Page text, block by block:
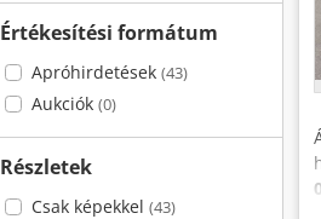
Értékesítési formátum
Apróhirdetések (43)
Aukciók (0)
Részletek
Csak képekkel (43)